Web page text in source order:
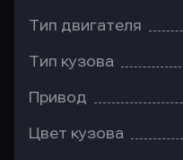
Тип двигателя
Тип кузова
Привод
Цвет кузова